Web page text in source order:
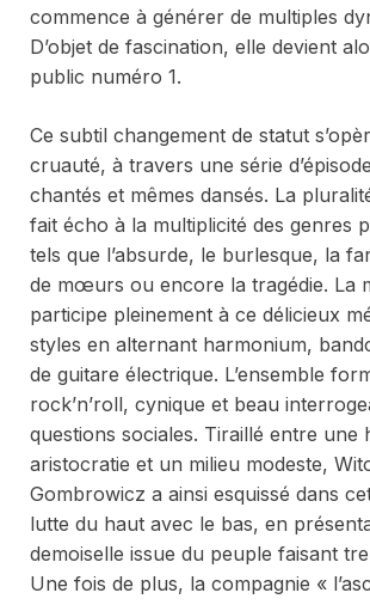
commence à générer de multiples
D’objet de fascination, elle devient
public numéro 1.
Ce subtil changement de statut
cruauté, à travers une série
chantés et mêmes dansés. La
fait écho à la multiplicité des genres
tels que l’absurde, le burlesque, la
de mœurs ou encore la tragédie. La
participe pleinement à ce délicieux
styles en alternant harmonium,
de guitare électrique. L’ensemble
rock’n’roll, cynique et beau
questions sociales. Tiraillé entre une
aristocratie et un milieu modeste,
Gombrowicz a ainsi esquissé dans
lutte du haut avec le bas, en
demoiselle issue du peuple faisant
Une fois de plus, la compagnie «